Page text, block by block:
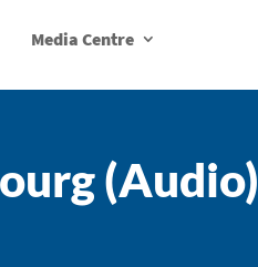
Media Centre
(Audio)